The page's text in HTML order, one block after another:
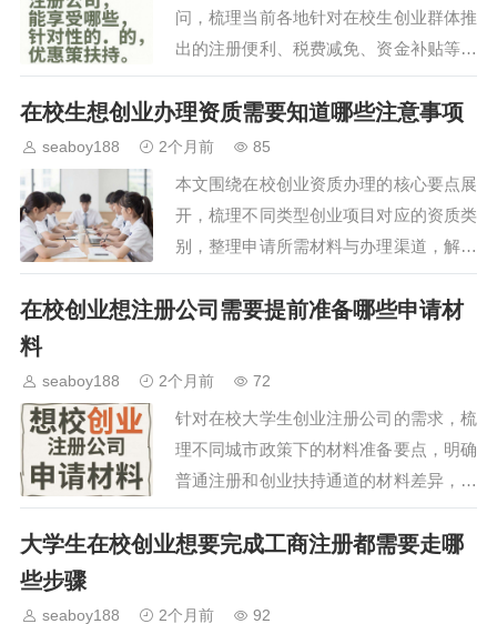
问，梳理当前各地针对在校生创业群体推
出的注册便利、税费减免、资金补贴等多
维度优惠政策，帮助在校创业者清晰了解
政策适用范围与申请流程，降低创业初期
的运营成本与办事门槛…
在校生想创业办理资质需要知道哪些注意事项
seaboy188 2个月前 85
本文围绕在校创业资质办理的核心要点展
开，梳理不同类型创业项目对应的资质类
别，整理申请所需材料与办理渠道，解答
在校生办理过程中常见的政策疑问，帮助
有意创业的在校学生高效完成资质办理，
在校创业想注册公司需要提前准备哪些申请材
料
seaboy188 2个月前 72
针对在校大学生创业注册公司的需求，梳
理不同城市政策下的材料准备要点，明确
普通注册和创业扶持通道的材料差异，帮
助在校生避开材料准备误区，高效完成公
司注册流程，为后续创业项目落地扫清前
大学生在校创业想要完成工商注册都需要走哪
些步骤
seaboy188 2个月前 92